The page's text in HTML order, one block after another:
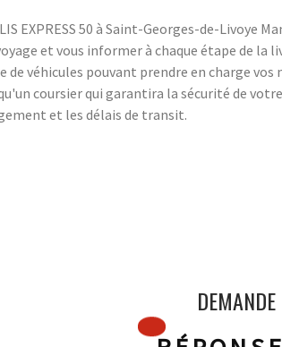
EXPRESS 50 à Saint-Georges-de-Livoye
et vous informer à chaque étape de la
véhicules pouvant prendre en charge vos
coursier qui garantira la sécurité de
et les délais de transit.